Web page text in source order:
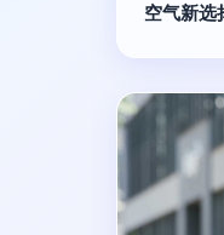
空气新选